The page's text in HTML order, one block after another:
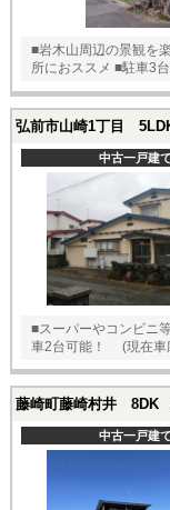
■岩木山周辺の景観を
所におススメ ■駐車3
弘前市山崎1丁目
中古一戸建て
■スーパーやコンビニ
車2台可能！ (現在車
中古一戸建て